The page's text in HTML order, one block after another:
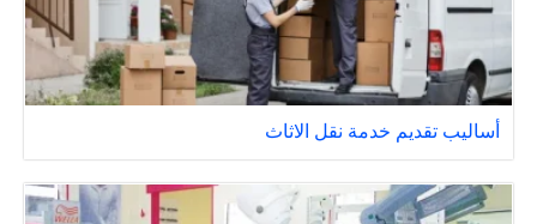
أساليب تقديم خدمة نقل الاثاث